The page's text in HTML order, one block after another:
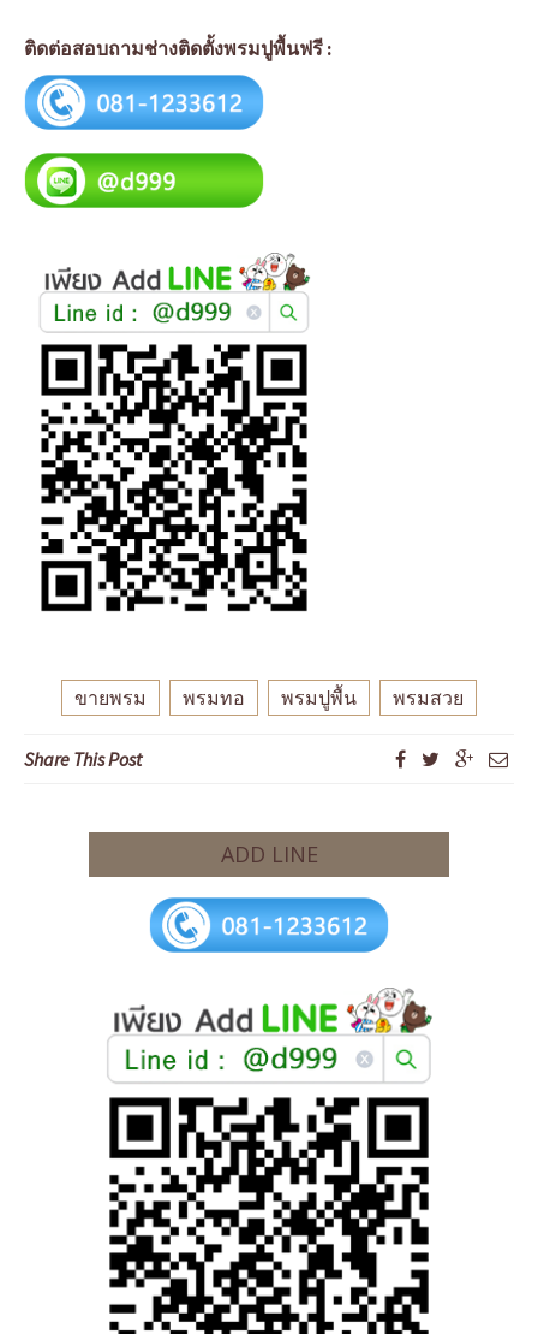
ติดต่อสอบถามช่างติดตั้งพรมปูพื้นฟรี :
ขายพรม พรมทอ พรมปูพื้น พรมสวย
Share This Post
ADD LINE